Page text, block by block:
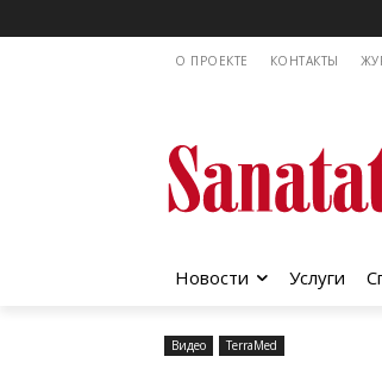
О ПРОЕКТЕ КОНТАКТЫ
Новости Услуги
Видео TerraMed